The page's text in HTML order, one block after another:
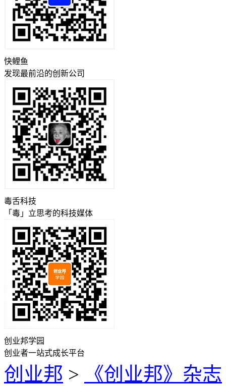
快鲤鱼
发现最前沿的创新公司
毒舌科技
「毒」立思考的科技媒体
创业邦学园
创业者一站式成长平台
创业邦 > 《创业邦》杂志